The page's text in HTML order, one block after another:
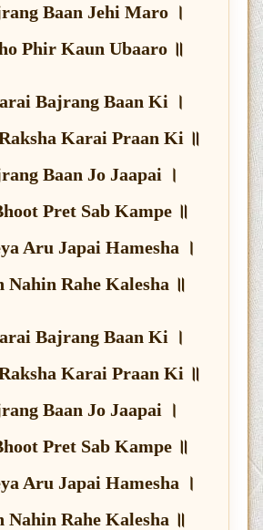
Baan Jehi Maro ।
Phir Kaun Ubaaro ॥
Bajrang Baan Ki ।
Karai Praan Ki ॥
Baan Jo Jaapai ।
Pret Sab Kampe ॥
Aru Japai Hamesha ।
Nahin Rahe Kalesha ॥
Bajrang Baan Ki ।
Karai Praan Ki ॥
Baan Jo Jaapai ।
Pret Sab Kampe ॥
Aru Japai Hamesha ।
Nahin Rahe Kalesha ॥